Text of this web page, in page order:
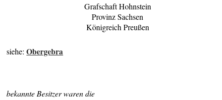
Grafschaft Hohnstein
Provinz Sachsen
Königreich Preußen
siehe:Obergebra
bekannte Besitzer waren die